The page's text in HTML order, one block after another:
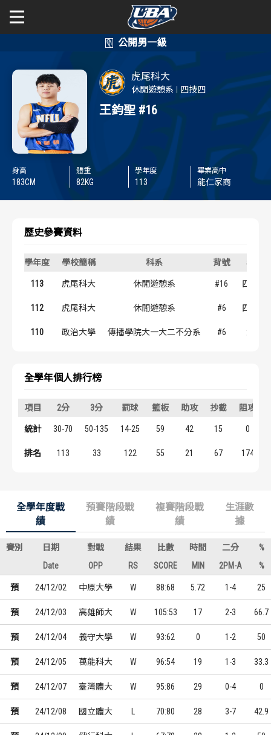
公開男一級 賽事資訊
賽程表
戰績排行
球隊資訊
歷屆冠軍
歷屆個人獎得主
公開女一級
賽事資訊
賽程表
戰績排行
球隊資訊
歷屆冠軍
歷屆個人獎得主
二級與一般組
新聞
虎尾科大
休閒遊憩系 四技四
王鈞聖 #16
身高
183CM
體重
82KG
學年度
113
畢業高中
能仁家商
歷史參賽資料
學年度 學校簡稱 科系 背號 年級
113 虎尾科大 休閒遊憩系 #16 四技四
112 虎尾科大 休閒遊憩系 #6 四技三
110 政治大學 傳播學院大一大二不分系 #6 大一
全學年個人排行榜
項目 2分 3分 罰球 籃板 助攻 抄截 阻攻
統計 30-70 50-135 14-25 59 42 15 0
排名 113 33 122 55 21 67 174
全學年度戰
績
預賽階段戰
績
複賽階段戰
績
生涯數
據
賽別 日期 對戰 結果 比數 時間 二分
%
Date
OPP RS SCORE MIN 2PM-A %
預 24/12/02 中原大學 W 88:68 5.72 1-4 25
預 24/12/03 高雄師大 W 105:53 17 2-3 66.7
預 24/12/04 義守大學 W 93:62 0 1-2 50
預 24/12/05 萬能科大 W 96:54 19 1-3 33.3
預 24/12/07 臺灣體大 W 95:86 29 0-4 0
預 24/12/08 國立體大 70:80 28 3-7 42.9